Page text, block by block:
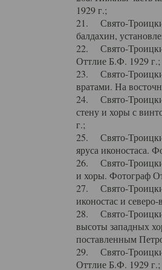
1929 г.;
21. Свято-
балдахин,
22. Свято-
Оттлие Б.Ф. 1929 г.;
23. Свято-
вратами. На
24. Свято-
стену и хоры с
г.;
25. Свято-
яруса иконостаса.
26. Свято-
и хоры. Фотограф
27. Свято-
иконостас и
28. Свято-
высоты западных
поставленным
29. Свято-
Оттлие Б.Ф. 1929 г.;